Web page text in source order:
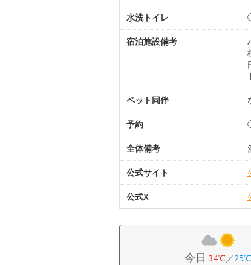
水洗トイレ
宿泊施設備考
ペット同伴
予約
全体備考
公式サイト
公式X
今日 34℃／25℃